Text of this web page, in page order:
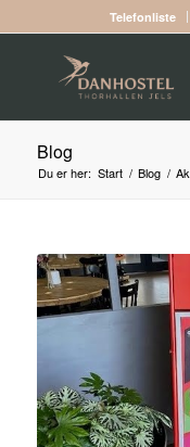
Telefonliste
Blog
Du er her: Start / Blog /